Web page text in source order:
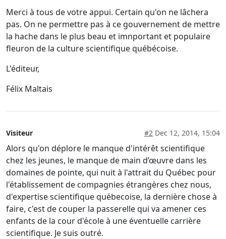
Merci à tous de votre appui. Certain qu'on ne lâchera
pas. On ne permettre pas à ce gouvernement de mettre
la hache dans le plus beau et imnportant et populaire
fleuron de la culture scientifique québécoise.
L'éditeur,
Félix Maltais
Visiteur #2 Dec 12, 2014, 15:04
Alors qu'on déplore le manque d'intérêt scientifique
chez les jeunes, le manque de main d’œuvre dans les
domaines de pointe, qui nuit à l'attrait du Québec pour
l'établissement de compagnies étrangères chez nous,
d'expertise scientifique québecoise, la dernière chose à
faire, c'est de couper la passerelle qui va amener ces
enfants de la cour d'école à une éventuelle carrière
scientifique. Je suis outré.